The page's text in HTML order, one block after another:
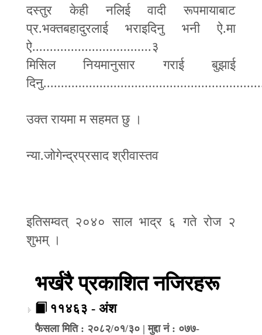
दस्तुर केही नलिई वादी रूपमायाबाट
प्र.भक्तबहादुरलाई भराइदिनु भनी ऐ.मा
ऐ..................................३
मिसिल नियमानुसार गराई बुझाई
उक्त रायमा म सहमत छु ।
न्या.जोगेन्द्रप्रसाद श्रीवास्तव
इतिसम्वत् २०४० साल भाद्र ६ गते रोज २
शुभम् ।
भर्खरै प्रकाशित नजिरहरू
११४६३ - अंश
फैसला मिति : २०८२/०१/३० | मुद्दा नं : ०७७-